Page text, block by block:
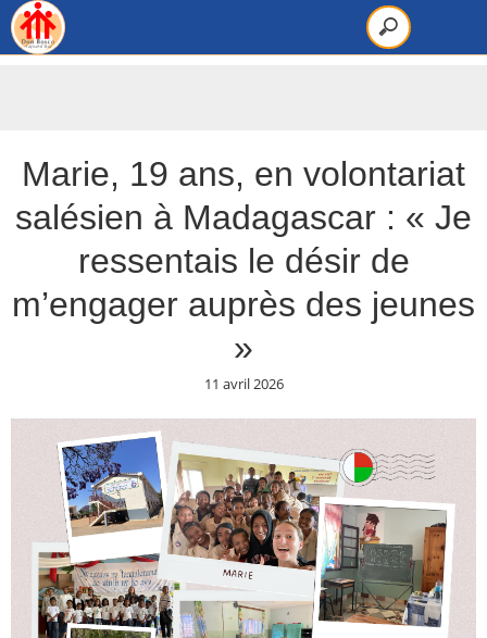
Marie, 19 ans, en volontariat
salésien à Madagascar : « Je
ressentais le désir de
m’engager auprès des jeunes
»
11 avril 2026